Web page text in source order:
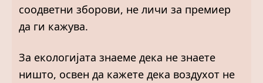
соодветни зборови, не личи за премиер
да ги кажува.
За екологијата знаеме дека не знаете
ништо, освен да кажете дека воздухот не